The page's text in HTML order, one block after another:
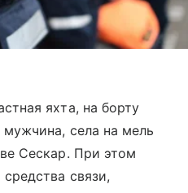
яхта, на борту
села на мель
Сескар. При этом
связи,